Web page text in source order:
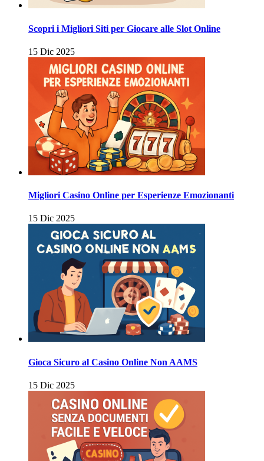
Scopri i Migliori Siti per Giocare alle Slot Online
15 Dic 2025
Migliori Casino Online per Esperienze Emozionanti
15 Dic 2025
Gioca Sicuro al Casino Online Non AAMS
15 Dic 2025